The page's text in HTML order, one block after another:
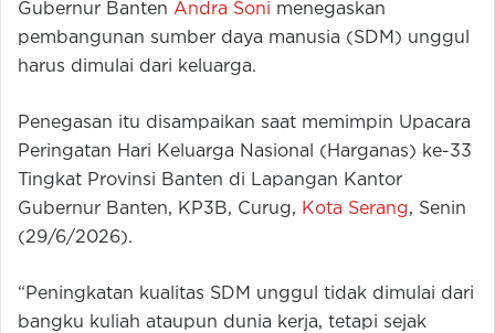
Gubernur Banten Andra Soni menegaskan
pembangunan sumber daya manusia (SDM) unggul
harus dimulai dari keluarga.
Penegasan itu disampaikan saat memimpin Upacara
Peringatan Hari Keluarga Nasional (Harganas) ke-33
Tingkat Provinsi Banten di Lapangan Kantor
Gubernur Banten, KP3B, Curug, Kota Serang, Senin
(29/6/2026).
“Peningkatan kualitas SDM unggul tidak dimulai dari
bangku kuliah ataupun dunia kerja, tetapi sejak